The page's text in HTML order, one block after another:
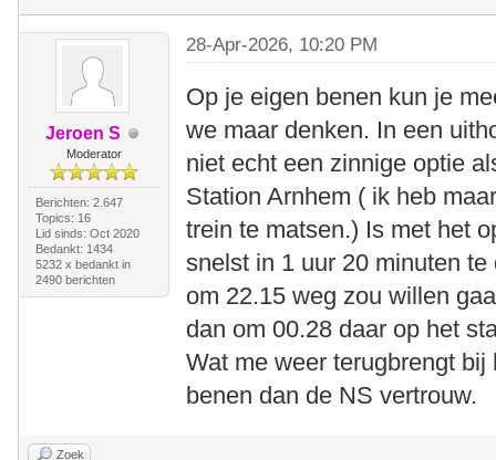
Jeroen S
Moderator
Berichten: 2.647
Topics: 16
Lid sinds: Oct 2020
Bedankt: 1434
5232 x bedankt in
2490 berichten
28-Apr-2026, 10:20 PM
Op je eigen benen kun je
we maar denken. In een
niet echt een zinnige optie
Station Arnhem ( ik heb
trein te matsen.) Is met het
snelst in 1 uur 20 minuten
om 22.15 weg zou willen
dan om 00.28 daar op het
Wat me weer terugbrengt
benen dan de NS vertrouw.
Zoek